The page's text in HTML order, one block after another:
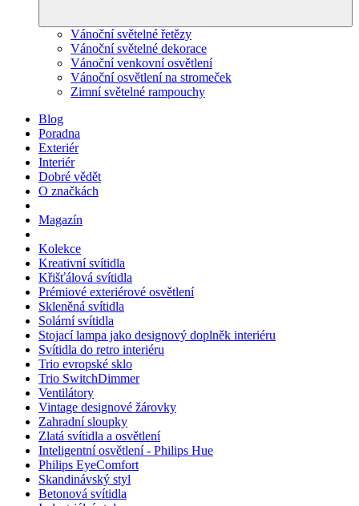
Vánoční světelné řetězy
Vánoční světelné dekorace
Vánoční venkovní osvětlení
Vánoční osvětlení na stromeček
Zimní světelné rampouchy
Blog
Poradna
Exteriér
Interiér
Dobré vědět
O značkách
Magazín
Kolekce
Kreativní svítidla
Křišťálová svítidla
Prémiové exteriérové osvětlení
Skleněná svítidla
Solární svítidla
Stojací lampa jako designový doplněk interiéru
Svítidla do retro interiéru
Trio evropské sklo
Trio SwitchDimmer
Ventilátory
Vintage designové žárovky
Zahradní sloupky
Zlatá svítidla a osvětlení
Inteligentní osvětlení - Philips Hue
Philips EyeComfort
Skandinávský styl
Betonová svítidla